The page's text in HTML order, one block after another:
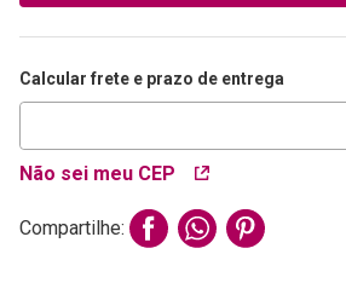
Calcular frete e prazo de entrega
Não sei meu CEP
Compartilhe: